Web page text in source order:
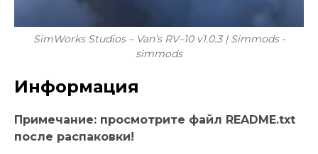
SimWorks Studios – Van’s RV–10 v1.0.3 | Simmods -
simmods
Информация
Примечание: просмотрите файл README.txt
после распаковки!